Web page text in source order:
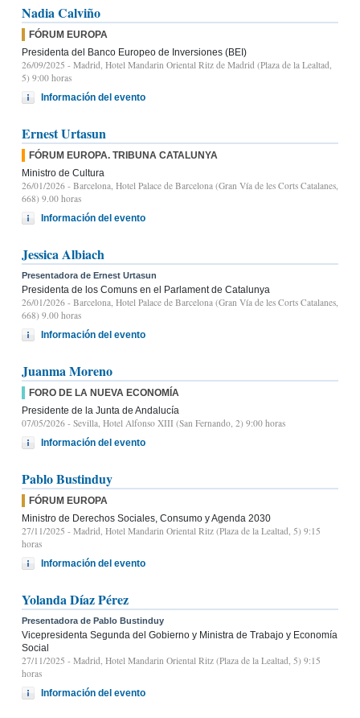
Nadia Calviño
FÓRUM EUROPA
Presidenta del Banco Europeo de Inversiones (BEI)
26/09/2025 - Madrid, Hotel Mandarin Oriental Ritz de Madrid (Plaza de la Lealtad,
5) 9:00 horas
Información del evento
Ernest Urtasun
FÓRUM EUROPA. TRIBUNA CATALUNYA
Ministro de Cultura
26/01/2026 - Barcelona, Hotel Palace de Barcelona (Gran Vía de les Corts Catalanes,
668) 9.00 horas
Información del evento
Jessica Albiach
Presentadora de Ernest Urtasun
Presidenta de los Comuns en el Parlament de Catalunya
26/01/2026 - Barcelona, Hotel Palace de Barcelona (Gran Vía de les Corts Catalanes,
668) 9.00 horas
Información del evento
Juanma Moreno
FORO DE LA NUEVA ECONOMÍA
Presidente de la Junta de Andalucía
07/05/2026 - Sevilla, Hotel Alfonso XIII (San Fernando, 2) 9:00 horas
Información del evento
Pablo Bustinduy
FÓRUM EUROPA
Ministro de Derechos Sociales, Consumo y Agenda 2030
27/11/2025 - Madrid, Hotel Mandarin Oriental Ritz (Plaza de la Lealtad, 5) 9:15
horas
Información del evento
Yolanda Díaz Pérez
Presentadora de Pablo Bustinduy
Vicepresidenta Segunda del Gobierno y Ministra de Trabajo y Economía
Social
27/11/2025 - Madrid, Hotel Mandarin Oriental Ritz (Plaza de la Lealtad, 5) 9:15
horas
Información del evento